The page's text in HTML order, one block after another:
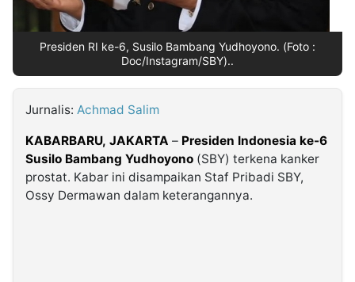
Kabarbaru.co
Presiden RI ke-6, Susilo Bambang Yudhoyono. (Foto :
Doc/Instagram/SBY)..
Jurnalis: Achmad Salim
KABARBARU, JAKARTA – Presiden Indonesia ke-6
Susilo Bambang Yudhoyono (SBY) terkena kanker
prostat. Kabar ini disampaikan Staf Pribadi SBY,
Ossy Dermawan dalam keterangannya.